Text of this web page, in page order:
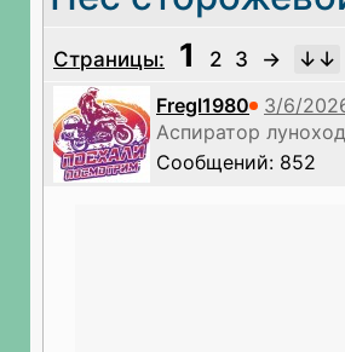
Страницы: 1 2 3
→
Fregl1980
Аспиратор
Сообщений: 852